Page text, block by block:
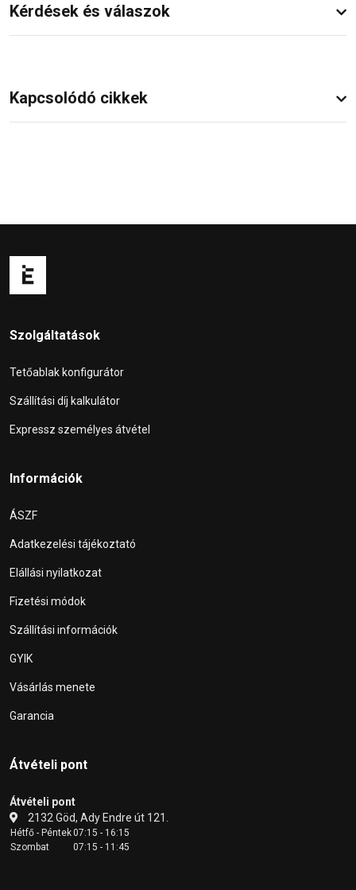
Kérdések és válaszok
Kapcsolódó cikkek
Szolgáltatások
Tetőablak konfigurátor
Szállítási díj kalkulátor
Expressz személyes átvétel
Információk
ÁSZF
Adatkezelési tájékoztató
Elállási nyilatkozat
Fizetési módok
Szállítási információk
GYIK
Vásárlás menete
Garancia
Átvételi pont
Átvételi pont
2132 Göd, Ady Endre út 121.
Hétfő - Péntek07:15 - 16:15
Szombat
07:15 - 11:45